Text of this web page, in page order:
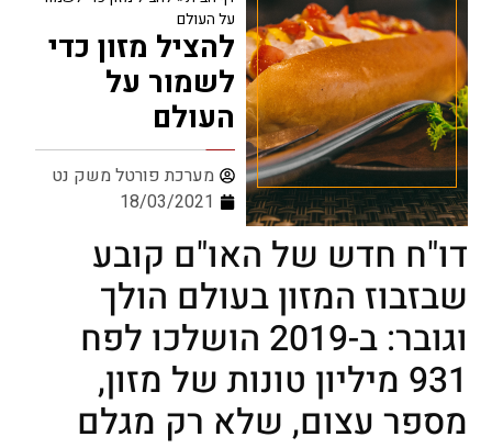
על העולם
להציל מזון כדי
לשמור על
העולם
מערכת פורטל משק נט
18/03/2021
דו"ח חדש של האו"ם קובע
שבזבוז המזון בעולם הולך
וגובר: ב-2019 הושלכו לפח
931 מיליון טונות של מזון,
מספר עצום, שלא רק מגלם